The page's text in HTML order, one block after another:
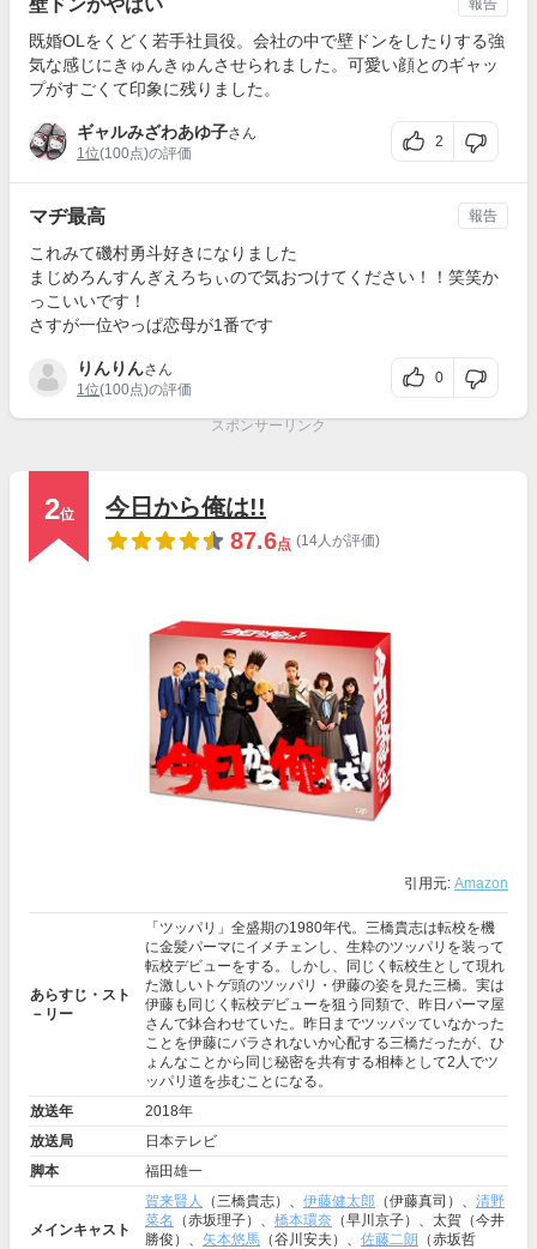
壁ドンがやばい
既婚OLをくどく若手社員役。会社の中で壁ドンをしたりする強
気な感じにきゅんきゅんさせられました。可愛い顔とのギャッ
プがすごくて印象に残りました。
ギャルみざわあゆ子さん
1位(100点)の評価
2
報告
マヂ最高
これみて磯村勇斗好きになりました
まじめろんすんぎえろちぃので気おつけてください！！笑笑か
っこいいです！
さすが一位やっぱ恋母が1番です
りんりんさん
1位(100点)の評価
0
報告
スポンサーリンク
2位
今日から俺は!!
87.6点 (14人が評価)
引用元: Amazon
あらすじ・スト
－リー
「ツッパリ」全盛期の1980年代。三橋貴志は転校を機
に金髪パーマにイメチェンし、生粋のツッパリを装って
転校デビューをする。しかし、同じく転校生として現れ
た激しいトゲ頭のツッパリ・伊藤の姿を見た三橋。実は
伊藤も同じく転校デビューを狙う同類で、昨日パーマ屋
さんで鉢合わせていた。昨日までツッパッていなかった
ことを伊藤にバラされないか心配する三橋だったが、ひ
ょんなことから同じ秘密を共有する相棒として2人でツ
ッパリ道を歩むことになる。
放送年
2018年
放送局
日本テレビ
脚本
福田雄一
メインキャスト
賀来賢人 （三橋貴志）、 伊藤健太郎 （伊藤真司）、 清野
菜名
（赤坂理子）、 橋本環奈 （早川京子）、太賀（今井
勝俊）、 矢本悠馬 （谷川安夫）、 佐藤二朗
（赤坂哲